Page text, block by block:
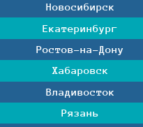
Новосибирск
Екатеринбург
Ростов-на-Дону
Хабаровск
Владивосток
Рязань